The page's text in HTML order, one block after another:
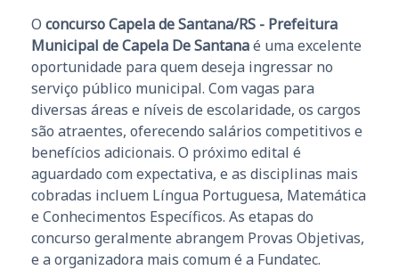
O concurso Capela de Santana/RS - Prefeitura
Municipal de Capela De Santanaé uma excelente
oportunidade para quem deseja ingressar no
serviço público municipal. Com vagas para
diversas áreas e níveis de escolaridade, os cargos
são atraentes, oferecendo salários competitivos e
benefícios adicionais. O próximo edital é
aguardado com expectativa, e as disciplinas mais
cobradas incluem Língua Portuguesa, Matemática
e Conhecimentos Específicos. As etapas do
concurso geralmente abrangem Provas Objetivas,
e a organizadora mais comum é a Fundatec.